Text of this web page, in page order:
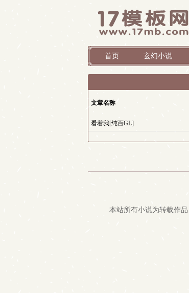
首页 玄幻小说
文章名称
看着我[纯百GL]
本站所有小说为转载作